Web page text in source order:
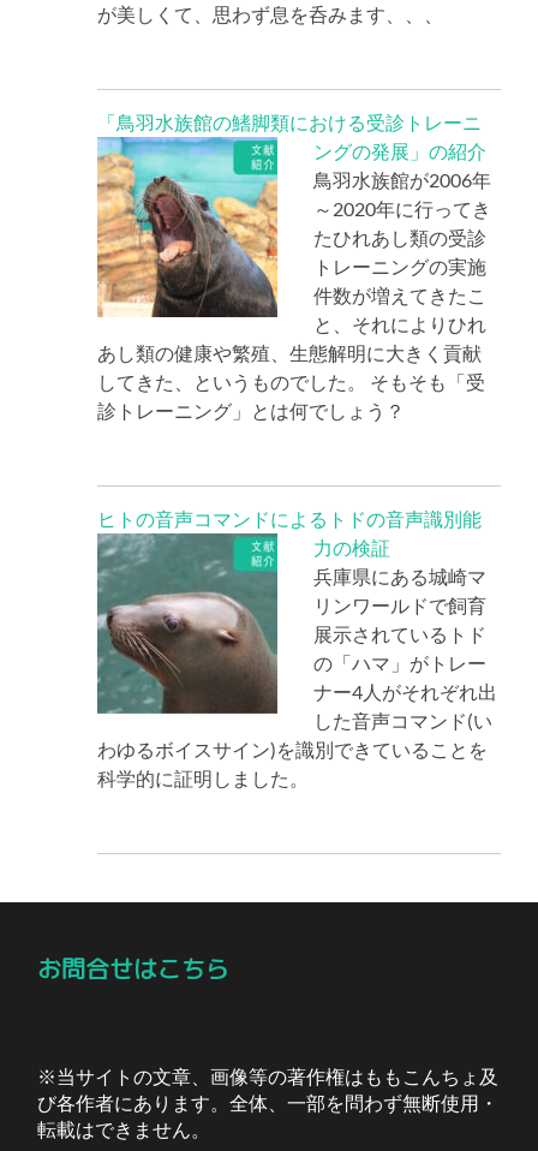
が美しくて、思わず息を呑みます、、、
「鳥羽水族館の鰭脚類における受診トレーニ
ングの発展」の紹介
鳥羽水族館が2006年
～2020年に行ってき
たひれあし類の受診
トレーニングの実施
件数が増えてきたこ
と、それによりひれ
あし類の健康や繁殖、生態解明に大きく貢献
してきた、というものでした。 そもそも「受
診トレーニング」とは何でしょう？
ヒトの音声コマンドによるトドの音声識別能
力の検証
兵庫県にある城崎マ
リンワールドで飼育
展示されているトド
の「ハマ」がトレー
ナー4人がそれぞれ出
した音声コマンド(い
わゆるボイスサイン)を識別できていることを
科学的に証明しました。
お問合せはこちら
※当サイトの文章、画像等の著作権はももこんちょ及
び各作者にあります。全体、一部を問わず無断使用・
転載はできません。